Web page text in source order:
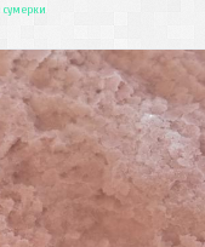
сумерки